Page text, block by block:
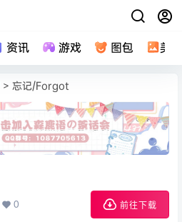
资讯 游戏 图包 美
> 忘记/Forgot
0 前往下载